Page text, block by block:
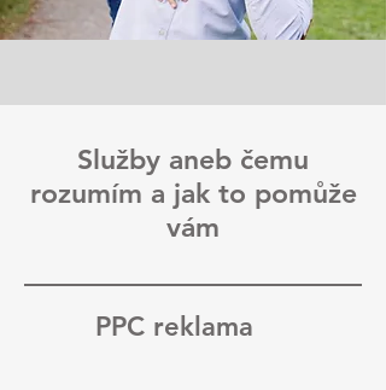
Služby aneb čemu
rozumím a jak to pomůže
vám
PPC reklama